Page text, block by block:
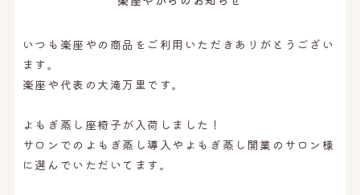
いつも楽座やの商品をご利用いただきありがとうござい
ます。
楽座や代表の大滝万里です。
よもぎ蒸し座椅子が入荷しました！
サロンでのよもぎ蒸し導入やよもぎ蒸し開業のサロン様
に選んでいただいてます。